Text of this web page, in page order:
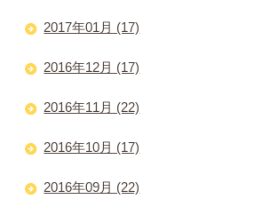
2017年01月 (17)
2016年12月 (17)
2016年11月 (22)
2016年10月 (17)
2016年09月 (22)